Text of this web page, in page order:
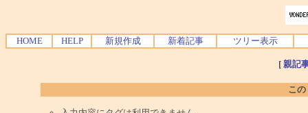
HOME HELP 新規作成 新着記事 ツリー表示
[ 親記
こ